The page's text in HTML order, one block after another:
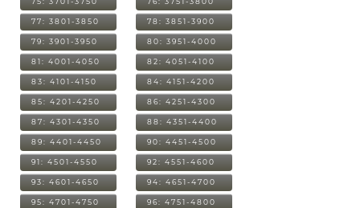
77: 3801-3850 78: 3851-3900
79: 3901-3950 80: 3951-4000
81: 4001-4050 82: 4051-4100
83: 4101-4150 84: 4151-4200
85: 4201-4250 86: 4251-4300
87: 4301-4350 88: 4351-4400
89: 4401-4450 90: 4451-4500
91: 4501-4550 92: 4551-4600
93: 4601-4650 94: 4651-4700
95: 4701-4750 96: 4751-4800